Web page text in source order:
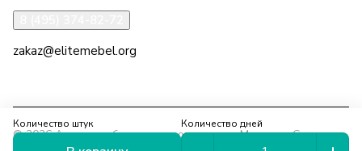
Количество дней
Количество штук
zakaz@elitemebel.org
© 2026 Аренда мебели на мероприятия в Москве и Санкт-